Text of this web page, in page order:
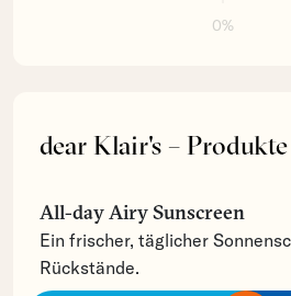
0%
dear Klair's – Produkte
All-day Airy Sunscreen
Ein frischer, täglicher
Rückstände.